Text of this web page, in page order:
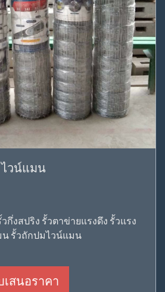
วน์แมน
กึ่งสปริง รั้วตาข่ายแรงดึง รั้วแรง
น รั้วถักปมไวน์แมน
สนอราคา